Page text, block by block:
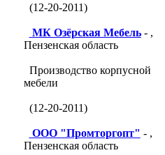
(12-20-2011)
МК Озёрская Мебель- ,
Пензенская область
Производство корпусной
мебели
(12-20-2011)
ООО "Промторгопт" - ,
Пензенская область